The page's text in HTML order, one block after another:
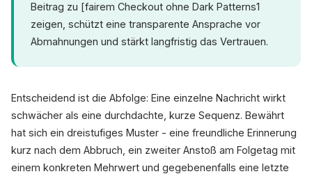
Beitrag zu [fairem Checkout ohne Dark Patterns1
zeigen, schützt eine transparente Ansprache vor
Abmahnungen und stärkt langfristig das Vertrauen.
Entscheidend ist die Abfolge: Eine einzelne Nachricht wirkt
schwächer als eine durchdachte, kurze Sequenz. Bewährt
hat sich ein dreistufiges Muster - eine freundliche Erinnerung
kurz nach dem Abbruch, ein zweiter Anstoß am Folgetag mit
einem konkreten Mehrwert und gegebenenfalls eine letzte